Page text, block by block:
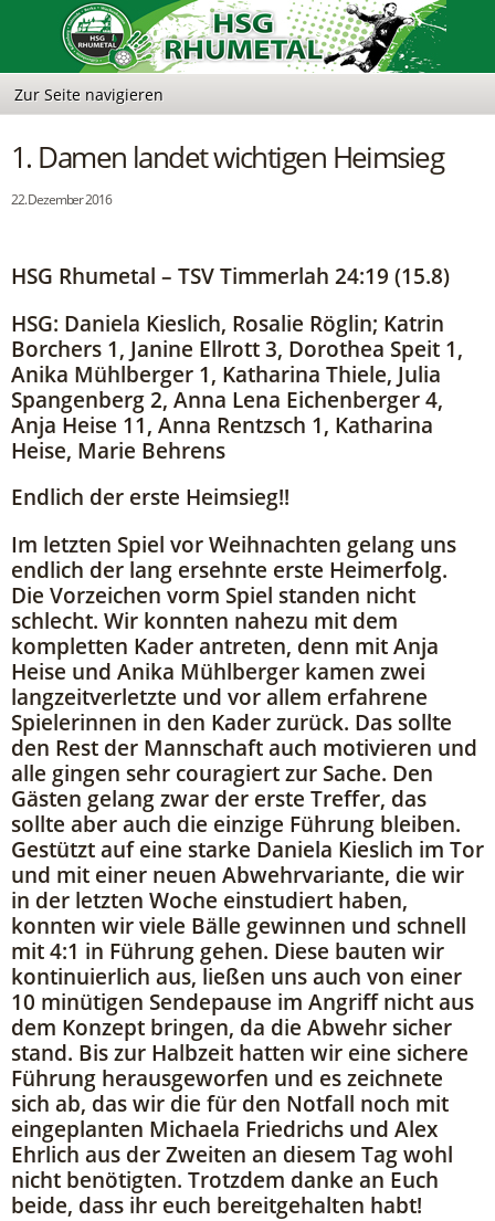
1. Damen landet wichtigen Heimsieg
22. Dezember 2016
HSG Rhumetal – TSV Timmerlah 24:19 (15.8)
HSG: Daniela Kieslich, Rosalie Röglin; Katrin
Borchers 1, Janine Ellrott 3, Dorothea Speit 1,
Anika Mühlberger 1, Katharina Thiele, Julia
Spangenberg 2, Anna Lena Eichenberger 4,
Anja Heise 11, Anna Rentzsch 1, Katharina
Heise, Marie Behrens
Endlich der erste Heimsieg!!
Im letzten Spiel vor Weihnachten gelang uns
endlich der lang ersehnte erste Heimerfolg.
Die Vorzeichen vorm Spiel standen nicht
schlecht. Wir konnten nahezu mit dem
kompletten Kader antreten, denn mit Anja
Heise und Anika Mühlberger kamen zwei
langzeitverletzte und vor allem erfahrene
Spielerinnen in den Kader zurück. Das sollte
den Rest der Mannschaft auch motivieren und
alle gingen sehr couragiert zur Sache. Den
Gästen gelang zwar der erste Treffer, das
sollte aber auch die einzige Führung bleiben.
Gestützt auf eine starke Daniela Kieslich im Tor
und mit einer neuen Abwehrvariante, die wir
in der letzten Woche einstudiert haben,
konnten wir viele Bälle gewinnen und schnell
mit 4:1 in Führung gehen. Diese bauten wir
kontinuierlich aus, ließen uns auch von einer
10 minütigen Sendepause im Angriff nicht aus
dem Konzept bringen, da die Abwehr sicher
stand. Bis zur Halbzeit hatten wir eine sichere
Führung herausgeworfen und es zeichnete
sich ab, das wir die für den Notfall noch mit
eingeplanten Michaela Friedrichs und Alex
Ehrlich aus der Zweiten an diesem Tag wohl
nicht benötigten. Trotzdem danke an Euch
beide, dass ihr euch bereitgehalten habt!